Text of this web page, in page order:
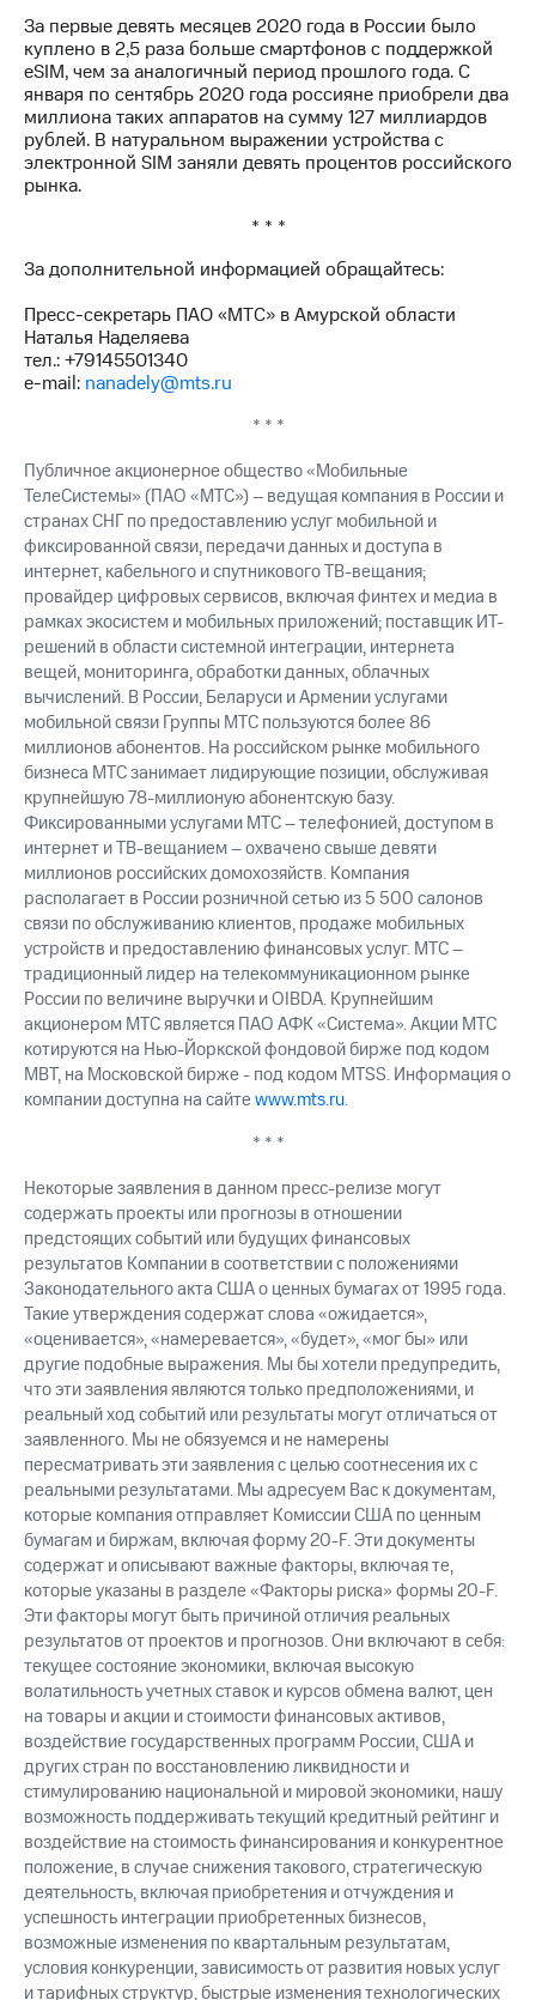
Еврооблигации-2023
Уведомление
о
погашении
именных
облигаций
Другое
развитие
этика
На главную
За первые девять месяцев 2020 года в России было
куплено в 2,5 раза больше смартфонов с поддержкой
eSIM, чем за аналогичный период прошлого года. С
января по сентябрь 2020 года россияне приобрели два
миллиона таких аппаратов на сумму 127 миллиардов
рублей. В натуральном выражении устройства с
электронной SIM заняли девять процентов российского
рынка.
* * *
За дополнительной информацией обращайтесь:
Пресс-секретарь ПАО «МТС» в Амурской области
Наталья Наделяева
тел.: +79145501340
e-mail: nanadely@mts.ru
* * *
Публичное акционерное общество «Мобильные
ТелеСистемы» (ПАО «МТС») – ведущая компания в России и
странах СНГ по предоставлению услуг мобильной и
фиксированной связи, передачи данных и доступа в
интернет, кабельного и спутникового ТВ-вещания;
провайдер цифровых сервисов, включая финтех и медиа в
рамках экосистем и мобильных приложений; поставщик ИТ-
решений в области системной интеграции, интернета
вещей, мониторинга, обработки данных, облачных
вычислений. В России, Беларуси и Армении услугами
мобильной связи Группы МТС пользуются более 86
миллионов абонентов. На российском рынке мобильного
бизнеса МТС занимает лидирующие позиции, обслуживая
крупнейшую 78-миллионую абонентскую базу.
Фиксированными услугами МТС – телефонией, доступом в
интернет и ТВ-вещанием – охвачено свыше девяти
миллионов российских домохозяйств. Компания
располагает в России розничной сетью из 5 500 салонов
связи по обслуживанию клиентов, продаже мобильных
устройств и предоставлению финансовых услуг. МТС –
традиционный лидер на телекоммуникационном рынке
России по величине выручки и OIBDA. Крупнейшим
акционером МТС является ПАО АФК «Система». Акции МТС
котируются на Нью-Йоркской фондовой бирже под кодом
MBT, на Московской бирже - под кодом MTSS. Информация о
компании доступна на сайтеwww.mts.ru.
* * *
Некоторые заявления в данном пресс-релизе могут
содержать проекты или прогнозы в отношении
предстоящих событий или будущих финансовых
результатов Компании в соответствии с положениями
Законодательного акта США о ценных бумагах от 1995 года.
Такие утверждения содержат слова «ожидается»,
«оценивается», «намеревается», «будет», «мог бы» или
другие подобные выражения. Мы бы хотели предупредить,
что эти заявления являются только предположениями, и
реальный ход событий или результаты могут отличаться от
заявленного. Мы не обязуемся и не намерены
пересматривать эти заявления с целью соотнесения их с
реальными результатами. Мы адресуем Вас к документам,
которые компания отправляет Комиссии США по ценным
бумагам и биржам, включая форму 20-F. Эти документы
содержат и описывают важные факторы, включая те,
которые указаны в разделе «Факторы риска» формы 20-F.
Эти факторы могут быть причиной отличия реальных
результатов от проектов и прогнозов. Они включают в себя:
текущее состояние экономики, включая высокую
волатильность учетных ставок и курсов обмена валют, цен
на товары и акции и стоимости финансовых активов,
воздействие государственных программ России, США и
других стран по восстановлению ликвидности и
стимулированию национальной и мировой экономики, нашу
возможность поддерживать текущий кредитный рейтинг и
воздействие на стоимость финансирования и конкурентное
положение, в случае снижения такового, стратегическую
деятельность, включая приобретения и отчуждения и
успешность интеграции приобретенных бизнесов,
возможные изменения по квартальным результатам,
условия конкуренции, зависимость от развития новых услуг
и тарифных структур, быстрые изменения технологических